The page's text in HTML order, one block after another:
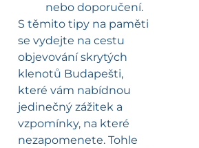
nebo doporučení.
S těmito tipy na paměti
se vydejte na cestu
objevování skrytých
klenotů Budapešti,
které vám nabídnou
jedinečný zážitek a
vzpomínky, na které
nezapomenete. Tohle